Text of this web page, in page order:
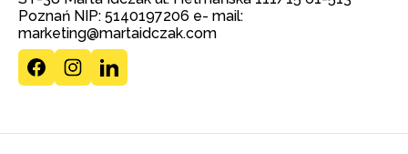
Poznań NIP: 5140197206 e- mail:
marketing@martaidczak.com